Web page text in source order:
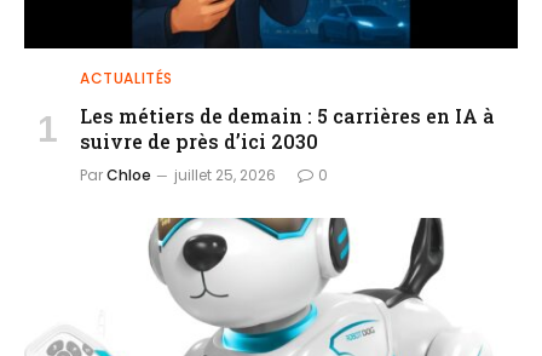
ACTUALITÉS
Les métiers de demain : 5 carrières en IA à
suivre de près d’ici 2030
ParChloe juillet 25, 2026 0